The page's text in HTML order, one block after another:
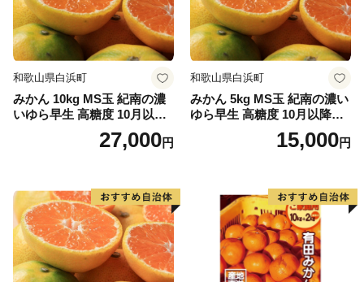
和歌山県白浜町
みかん 10kg MS玉 紀南の濃
いゆら早生 高糖度 10月以降
発送 マルチ被覆栽培27,000円
和歌山県白浜町
みかん 5kg MS玉 紀南の濃い
ゆら早生 高糖度 10月以降発
送 マルチ被覆栽培15,000円